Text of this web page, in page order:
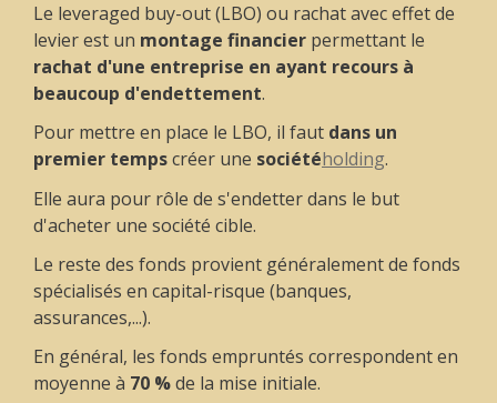
Le leveraged buy-out(LBO) ou rachat avec effet de
levier est un montage financier permettant le
rachat d'une entreprise en ayant recours à
beaucoup d'endettement.
Pour mettre en place le LBO, il faut dans un
premier tempscréer une sociétéholding.
Elle aura pour rôle de s'endetter dans le but
d'acheter une société cible.
Le reste des fonds provient généralement de fonds
spécialisés en capital-risque (banques,
assurances,...).
En général, les fonds empruntés correspondent en
moyenne à 70 %de la mise initiale.